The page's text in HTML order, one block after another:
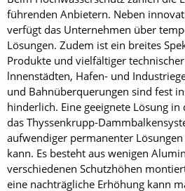
führenden Anbietern. Neben
verfügt das Unternehmen über
Lösungen. Zudem ist ein breites
Produkte und vielfältiger
lnnenstädten, Hafen- und
und Bahnüberquerungen sind fest
hinderlich. Eine geeignete Lösung in
das Thyssenkrupp-
aufwendiger permanenter
kann. Es besteht aus wenigen
verschiedenen Schutzhöhen
eine nachträgliche Erhöhung kann